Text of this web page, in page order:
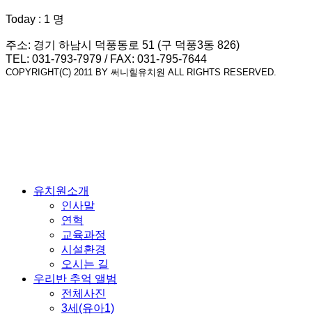
Today : 1 명
주소: 경기 하남시 덕풍동로 51 (구 덕풍3동 826)
TEL: 031-793-7979 / FAX: 031-795-7644
COPYRIGHT(C) 2011 BY 써니힐유치원 ALL RIGHTS RESERVED.
유치원소개
인사말
연혁
교육과정
시설환경
오시는 길
우리반 추억 앨범
전체사진
3세(유아1)